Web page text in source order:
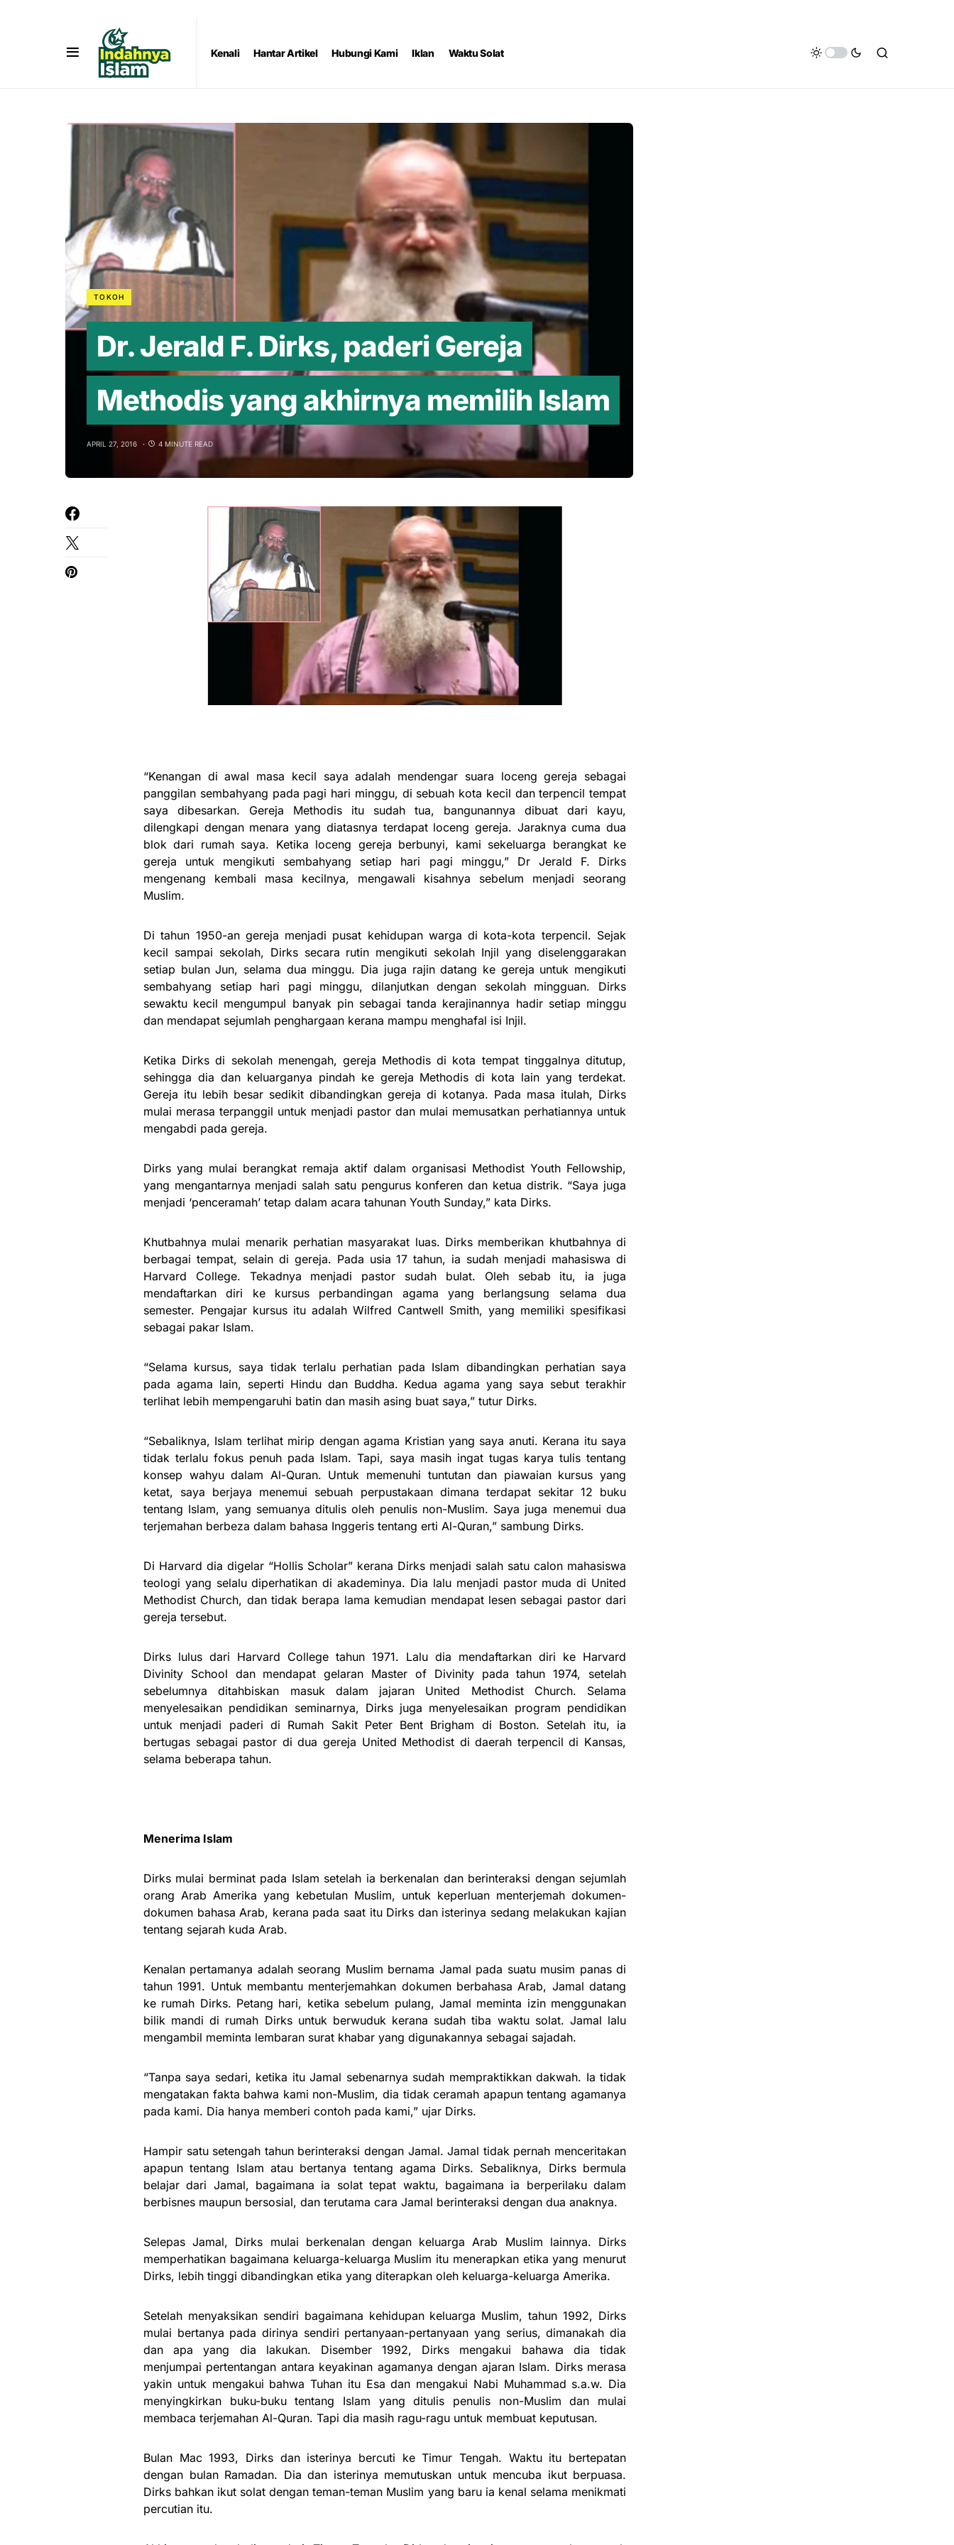
Kenali Hantar Artikel Hubungi Kami Iklan Waktu Solat
TOKOH
Dr. Jerald F. Dirks, paderi Gereja
Methodis yang akhirnya memilih Islam
APRIL 27, 2016 4 MINUTE READ
“Kenangan di awal masa kecil saya adalah mendengar suara loceng gereja sebagai
panggilan sembahyang pada pagi hari minggu, di sebuah kota kecil dan terpencil tempat
saya dibesarkan. Gereja Methodis itu sudah tua, bangunannya dibuat dari kayu,
dilengkapi dengan menara yang diatasnya terdapat loceng gereja. Jaraknya cuma dua
blok dari rumah saya. Ketika loceng gereja berbunyi, kami sekeluarga berangkat ke
gereja untuk mengikuti sembahyang setiap hari pagi minggu,” Dr Jerald F. Dirks
mengenang kembali masa kecilnya, mengawali kisahnya sebelum menjadi seorang
Muslim.
Di tahun 1950-an gereja menjadi pusat kehidupan warga di kota-kota terpencil. Sejak
kecil sampai sekolah, Dirks secara rutin mengikuti sekolah Injil yang diselenggarakan
setiap bulan Jun, selama dua minggu. Dia juga rajin datang ke gereja untuk mengikuti
sembahyang setiap hari pagi minggu, dilanjutkan dengan sekolah mingguan. Dirks
sewaktu kecil mengumpul banyak pin sebagai tanda kerajinannya hadir setiap minggu
dan mendapat sejumlah penghargaan kerana mampu menghafal isi Injil.
Ketika Dirks di sekolah menengah, gereja Methodis di kota tempat tinggalnya ditutup,
sehingga dia dan keluarganya pindah ke gereja Methodis di kota lain yang terdekat.
Gereja itu lebih besar sedikit dibandingkan gereja di kotanya. Pada masa itulah, Dirks
mulai merasa terpanggil untuk menjadi pastor dan mulai memusatkan perhatiannya untuk
mengabdi pada gereja.
Dirks yang mulai berangkat remaja aktif dalam organisasi Methodist Youth Fellowship,
yang mengantarnya menjadi salah satu pengurus konferen dan ketua distrik. “Saya juga
menjadi ‘penceramah’ tetap dalam acara tahunan Youth Sunday,” kata Dirks.
Khutbahnya mulai menarik perhatian masyarakat luas. Dirks memberikan khutbahnya di
berbagai tempat, selain di gereja. Pada usia 17 tahun, ia sudah menjadi mahasiswa di
Harvard College. Tekadnya menjadi pastor sudah bulat. Oleh sebab itu, ia juga
mendaftarkan diri ke kursus perbandingan agama yang berlangsung selama dua
semester. Pengajar kursus itu adalah Wilfred Cantwell Smith, yang memiliki spesifikasi
sebagai pakar Islam.
“Selama kursus, saya tidak terlalu perhatian pada Islam dibandingkan perhatian saya
pada agama lain, seperti Hindu dan Buddha. Kedua agama yang saya sebut terakhir
terlihat lebih mempengaruhi batin dan masih asing buat saya,” tutur Dirks.
“Sebaliknya, Islam terlihat mirip dengan agama Kristian yang saya anuti. Kerana itu saya
tidak terlalu fokus penuh pada Islam. Tapi, saya masih ingat tugas karya tulis tentang
konsep wahyu dalam Al-Quran. Untuk memenuhi tuntutan dan piawaian kursus yang
ketat, saya berjaya menemui sebuah perpustakaan dimana terdapat sekitar 12 buku
tentang Islam, yang semuanya ditulis oleh penulis non-Muslim. Saya juga menemui dua
terjemahan berbeza dalam bahasa Inggeris tentang erti Al-Quran,” sambung Dirks.
Di Harvard dia digelar “Hollis Scholar” kerana Dirks menjadi salah satu calon mahasiswa
teologi yang selalu diperhatikan di akademinya. Dia lalu menjadi pastor muda di United
Methodist Church, dan tidak berapa lama kemudian mendapat lesen sebagai pastor dari
gereja tersebut.
Dirks lulus dari Harvard College tahun 1971. Lalu dia mendaftarkan diri ke Harvard
Divinity School dan mendapat gelaran Master of Divinity pada tahun 1974, setelah
sebelumnya ditahbiskan masuk dalam jajaran United Methodist Church. Selama
menyelesaikan pendidikan seminarnya, Dirks juga menyelesaikan program pendidikan
untuk menjadi paderi di Rumah Sakit Peter Bent Brigham di Boston. Setelah itu, ia
bertugas sebagai pastor di dua gereja United Methodist di daerah terpencil di Kansas,
selama beberapa tahun.
Menerima Islam
Dirks mulai berminat pada Islam setelah ia berkenalan dan berinteraksi dengan sejumlah
orang Arab Amerika yang kebetulan Muslim, untuk keperluan menterjemah dokumen-
dokumen bahasa Arab, kerana pada saat itu Dirks dan isterinya sedang melakukan kajian
tentang sejarah kuda Arab.
Kenalan pertamanya adalah seorang Muslim bernama Jamal pada suatu musim panas di
tahun 1991. Untuk membantu menterjemahkan dokumen berbahasa Arab, Jamal datang
ke rumah Dirks. Petang hari, ketika sebelum pulang, Jamal meminta izin menggunakan
bilik mandi di rumah Dirks untuk berwuduk kerana sudah tiba waktu solat. Jamal lalu
mengambil meminta lembaran surat khabar yang digunakannya sebagai sajadah.
“Tanpa saya sedari, ketika itu Jamal sebenarnya sudah mempraktikkan dakwah. Ia tidak
mengatakan fakta bahwa kami non-Muslim, dia tidak ceramah apapun tentang agamanya
pada kami. Dia hanya memberi contoh pada kami,” ujar Dirks.
Hampir satu setengah tahun berinteraksi dengan Jamal. Jamal tidak pernah menceritakan
apapun tentang Islam atau bertanya tentang agama Dirks. Sebaliknya, Dirks bermula
belajar dari Jamal, bagaimana ia solat tepat waktu, bagaimana ia berperilaku dalam
berbisnes maupun bersosial, dan terutama cara Jamal berinteraksi dengan dua anaknya.
Selepas Jamal, Dirks mulai berkenalan dengan keluarga Arab Muslim lainnya. Dirks
memperhatikan bagaimana keluarga-keluarga Muslim itu menerapkan etika yang menurut
Dirks, lebih tinggi dibandingkan etika yang diterapkan oleh keluarga-keluarga Amerika.
Setelah menyaksikan sendiri bagaimana kehidupan keluarga Muslim, tahun 1992, Dirks
mulai bertanya pada dirinya sendiri pertanyaan-pertanyaan yang serius, dimanakah dia
dan apa yang dia lakukan. Disember 1992, Dirks mengakui bahawa dia tidak
menjumpai pertentangan antara keyakinan agamanya dengan ajaran Islam. Dirks merasa
yakin untuk mengakui bahwa Tuhan itu Esa dan mengakui Nabi Muhammad s.a.w. Dia
menyingkirkan buku-buku tentang Islam yang ditulis penulis non-Muslim dan mulai
membaca terjemahan Al-Quran. Tapi dia masih ragu-ragu untuk membuat keputusan.
Bulan Mac 1993, Dirks dan isterinya bercuti ke Timur Tengah. Waktu itu bertepatan
dengan bulan Ramadan. Dia dan isterinya memutuskan untuk mencuba ikut berpuasa.
Dirks bahkan ikut solat dengan teman-teman Muslim yang baru ia kenal selama menikmati
percutian itu.